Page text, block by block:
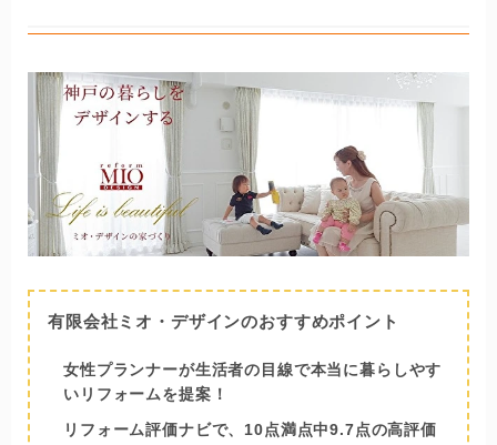
有限会社ミオ・デザインのおすすめポイント
女性プランナーが生活者の目線で本当に暮らしやす
いリフォームを提案！
リフォーム評価ナビで、10点満点中9.7点の高評価